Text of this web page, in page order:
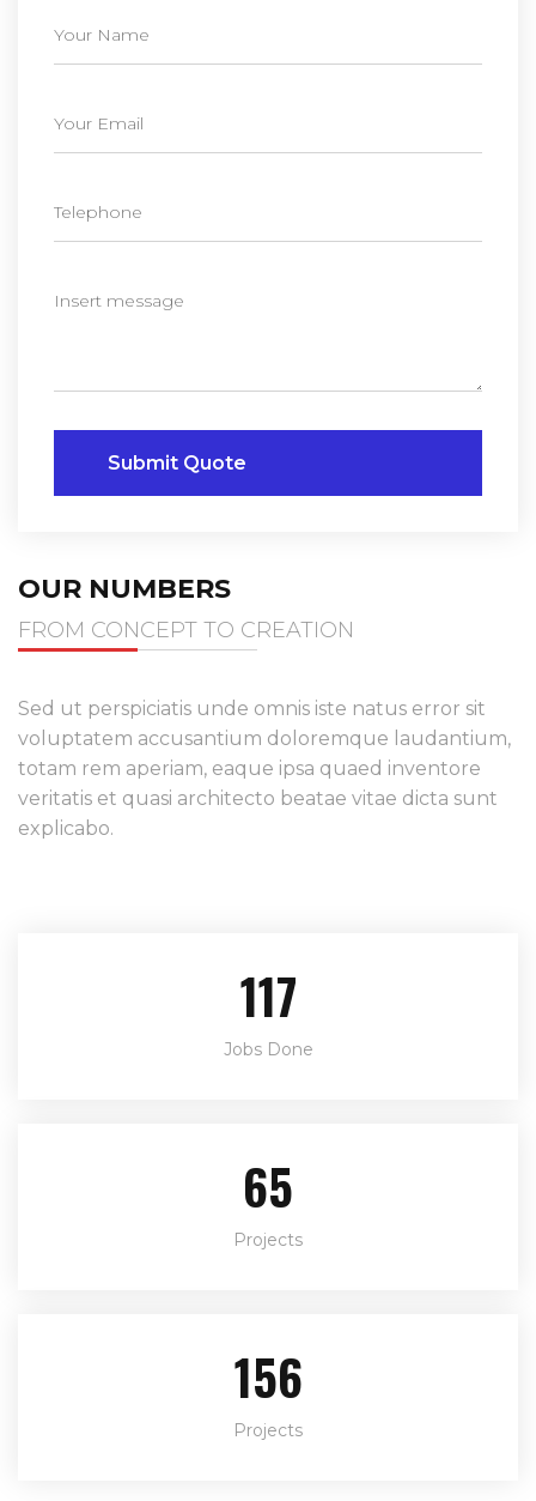
Submit Quote
OUR NUMBERS
FROM CONCEPT TO CREATION
Sed ut perspiciatis unde omnis iste natus error sit
voluptatem accusantium doloremque laudantium,
totam rem aperiam, eaque ipsa quaed inventore
veritatis et quasi architecto beatae vitae dicta sunt
explicabo.
161
Jobs Done
90
Projects
214
Projects